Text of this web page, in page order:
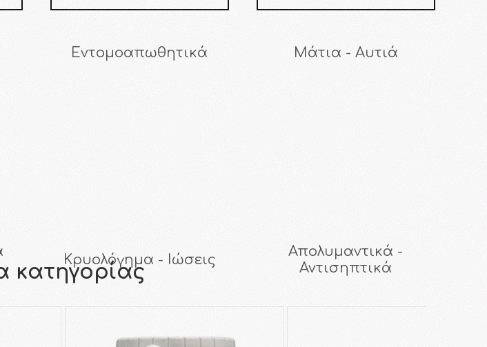
Εντομοαπωθητικά Μάτια - Αυτιά
Κρυολόγημα - Ιώσεις
Απολυμαντικά -
Αντισηπτικά
κατηγορίας